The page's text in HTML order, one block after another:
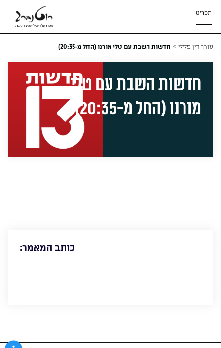
תפריט
עורך דין פלילי » חדשות השבת עם טלי מורנו (החל מ-20:35)
חדשות השבת עם טלי
מורנו (החל מ-20:35)
כותב המאמר: